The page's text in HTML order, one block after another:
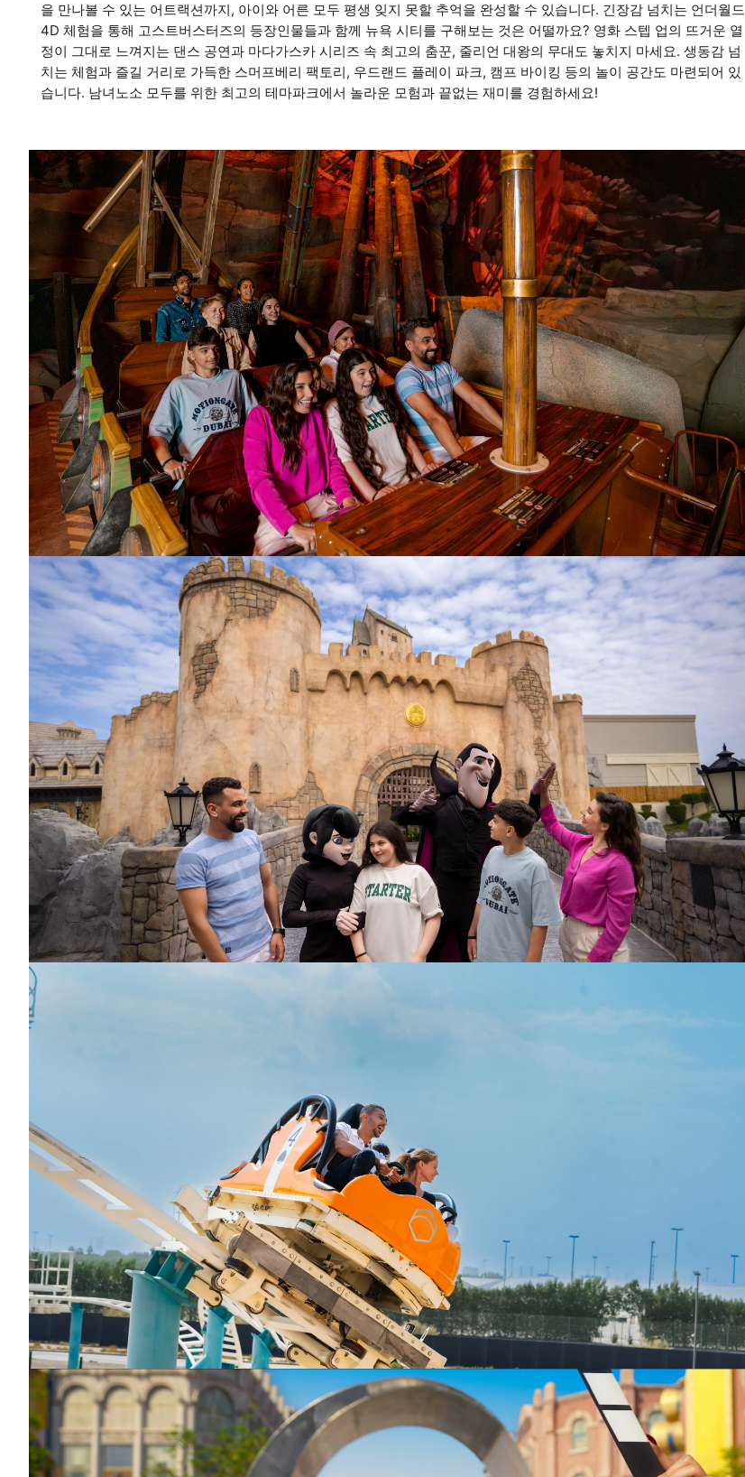
을 만나볼 수 있는 어트랙션까지, 아이와 어른 모두 평생 잊지 못할 추억을 완성할 수 있습니다. 긴장감 넘치는 언더월드
4D 체험을 통해 고스트버스터즈의 등장인물들과 함께 뉴욕 시티를 구해보는 것은 어떨까요? 영화 스텝 업의 뜨거운 열
정이 그대로 느껴지는 댄스 공연과 마다가스카 시리즈 속 최고의 춤꾼, 줄리언 대왕의 무대도 놓치지 마세요. 생동감 넘
치는 체험과 즐길 거리로 가득한 스머프베리 팩토리, 우드랜드 플레이 파크, 캠프 바이킹 등의 놀이 공간도 마련되어 있
습니다. 남녀노소 모두를 위한 최고의 테마파크에서 놀라운 모험과 끝없는 재미를 경험하세요!